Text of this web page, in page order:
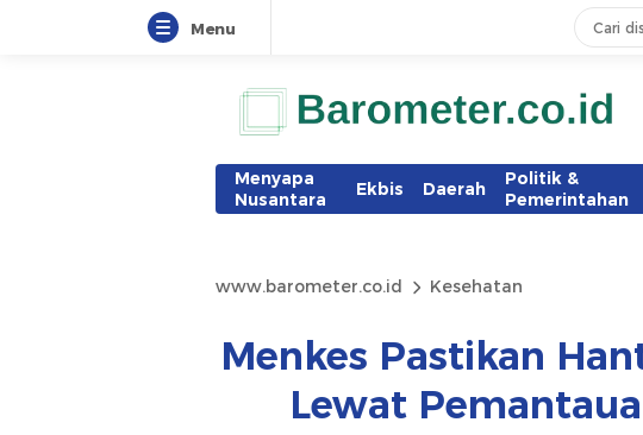
Menu
Menyapa
Nusantara
Ekbis Daerah
Politik &
Pemerintahan
www.barometer.co.id Kesehatan
Menkes Pastikan
Lewat